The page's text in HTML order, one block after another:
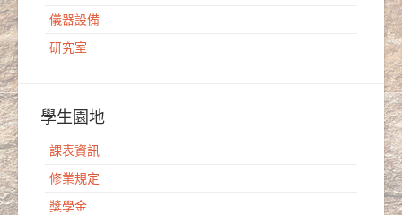
儀器設備
研究室
學生園地
課表資訊
修業規定
獎學金